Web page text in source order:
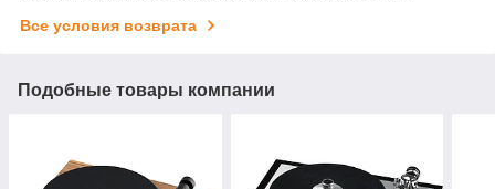
Все условия возврата
Подобные товары компании